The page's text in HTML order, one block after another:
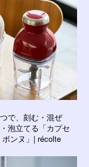
で、刻む・混ぜ
泡立てる「カプセ
ンヌ」| récolte